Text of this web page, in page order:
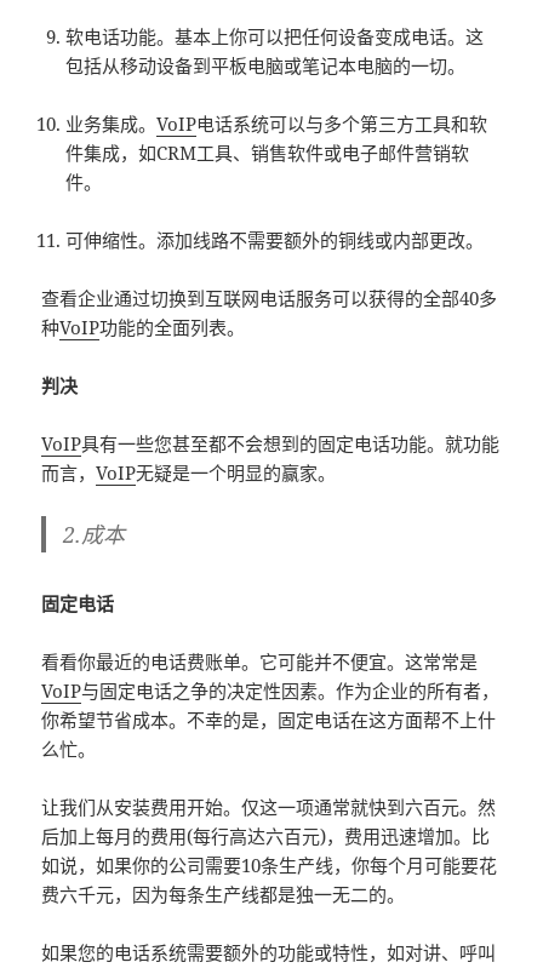
软电话功能。基本上你可以把任何设备变成电话。这
包括从移动设备到平板电脑或笔记本电脑的一切。
业务集成。VoIP电话系统可以与多个第三方工具和软
件集成，如CRM工具、销售软件或电子邮件营销软
件。
可伸缩性。添加线路不需要额外的铜线或内部更改。
查看企业通过切换到互联网电话服务可以获得的全部40多
种VoIP功能的全面列表。
判决
VoIP具有一些您甚至都不会想到的固定电话功能。就功能
而言，VoIP无疑是一个明显的赢家。
2.成本
固定电话
看看你最近的电话费账单。它可能并不便宜。这常常是
VoIP与固定电话之争的决定性因素。作为企业的所有者，
你希望节省成本。不幸的是，固定电话在这方面帮不上什
么忙。
让我们从安装费用开始。仅这一项通常就快到六百元。然
后加上每月的费用(每行高达六百元)，费用迅速增加。比
如说，如果你的公司需要10条生产线，你每个月可能要花
费六千元，因为每条生产线都是独一无二的。
如果您的电话系统需要额外的功能或特性，如对讲、呼叫